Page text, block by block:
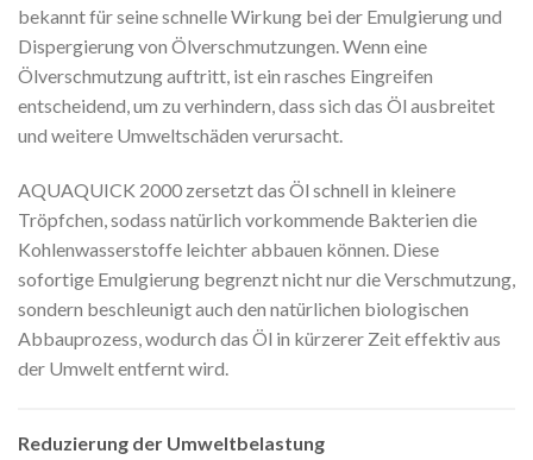
bekannt für seine schnelle Wirkung bei der Emulgierung und
Dispergierung von Ölverschmutzungen. Wenn eine
Ölverschmutzung auftritt, ist ein rasches Eingreifen
entscheidend, um zu verhindern, dass sich das Öl ausbreitet
und weitere Umweltschäden verursacht.
AQUAQUICK 2000 zersetzt das Öl schnell in kleinere
Tröpfchen, sodass natürlich vorkommende Bakterien die
Kohlenwasserstoffe leichter abbauen können. Diese
sofortige Emulgierung begrenzt nicht nur die Verschmutzung,
sondern beschleunigt auch den natürlichen biologischen
Abbauprozess, wodurch das Öl in kürzerer Zeit effektiv aus
der Umwelt entfernt wird.
Reduzierung der Umweltbelastung